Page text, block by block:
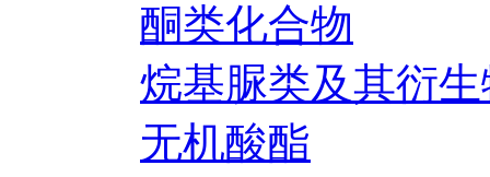
酮类化合物
烷基脲类及其衍
无机酸酯